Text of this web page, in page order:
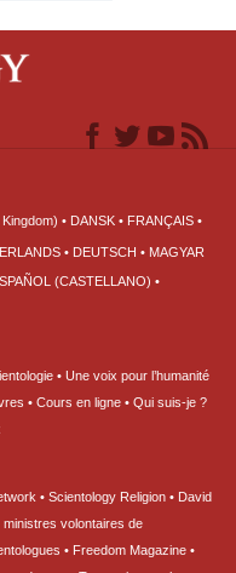
DANSK FRANÇAIS
DEUTSCH
MAGYAR
(CASTELLANO)
Une voix pour l’humanité
Cours en ligne
Qui suis-je ?
Scientology Religion
David
ministres volontaires de
Freedom Magazine